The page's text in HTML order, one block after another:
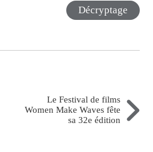
Décryptage
Le Festival de films
Women Make Waves fête
sa 32e édition